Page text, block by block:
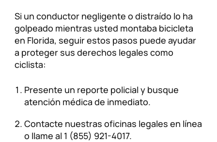
Si un conductor negligente o distraído lo ha
golpeado mientras usted montaba bicicleta
en Florida, seguir estos pasos puede ayudar
a proteger sus derechos legales como
ciclista:
Presente un reporte policial y busque
atención médica de inmediato.
Contacte nuestras oficinas legales en línea
o llame al 1 (855) 921-4017.